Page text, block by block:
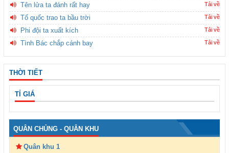
Tên lửa ta đánh rất hay Tải về
Tổ quốc trao ta bầu trời Tải về
Phi đội ta xuất kích Tải về
Tình Bác chắp cánh bay Tải về
THỜI TIẾT
TỈ GIÁ
QUÂN CHỦNG - QUÂN KHU
Quân khu 1